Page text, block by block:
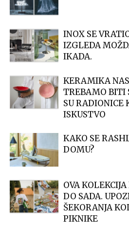
INOX SE
IZGLEDA
IKADA.
KERAMIKA
TREBAMO BITI
SU
ISKUSTVO
KAKO SE
DOMU?
OVA
DO SADA.
ŠEKORANJA
PIKNIKE